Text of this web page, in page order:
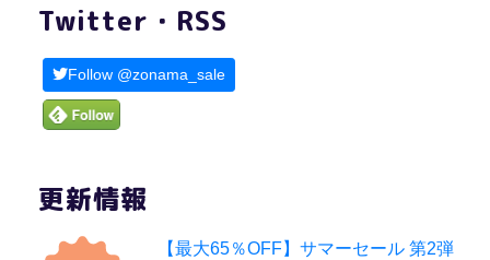
Twitter・RSS
Follow @zonama_sale
更新情報
【最大65％OFF】サマーセール 第2弾